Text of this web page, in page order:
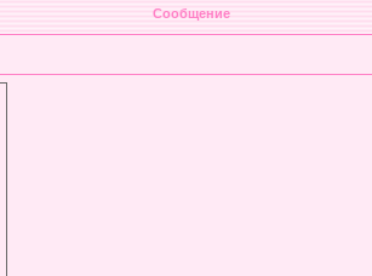
Сообщение